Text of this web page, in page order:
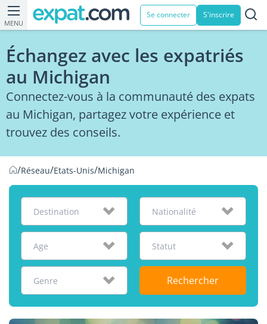
MENU
Se connecter S'inscrire
Échangez avec les expatriés
au Michigan
Connectez-vous à la communauté des expats
au Michigan, partagez votre expérience et
trouvez des conseils.
/Réseau/Etats-Unis/Michigan
Destination Nationalité
Age Statut
Genre Rechercher